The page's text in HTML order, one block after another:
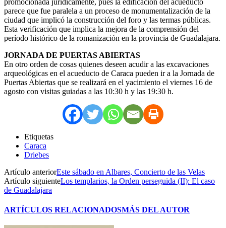
parece que fue paralela a un proceso de monumentalización de la
ciudad que implicó la construcción del foro y las termas públicas.
Esta verificación que implica la mejora de la comprensión del
período histórico de la romanización en la provincia de Guadalajara.
JORNADA DE PUERTAS ABIERTAS
En otro orden de cosas quienes deseen acudir a las excavaciones
arqueológicas en el acueducto de Caraca pueden ir a la Jornada de
Puertas Abiertas que se realizará en el yacimiento el viernes 16 de
agosto con visitas guiadas a las 10:30 h y las 19:30 h.
Etiquetas
Caraca
Driebes
Artículo anteriorEste sábado en Albares, Concierto de las Velas
Artículo siguienteLos templarios, la Orden perseguida (II): El caso
de Guadalajara
ARTÍCULOS RELACIONADOSMÁS DEL AUTOR